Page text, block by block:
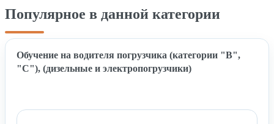
Популярное в данной категории
Обучение на водителя погрузчика (категории "B",
"C"), (дизельные и электропогрузчики)